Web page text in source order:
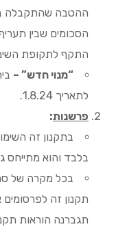
ההטבה שהתקבלה
הסכומים שבין
התקף לתקופת
“מנוי חדש” –
לתאריך 1.8.24.
פרשנות:
בתקנון זה
בלבד והוא מתייחס
בכל מקרה של
תקנון זה
תגברנה הוראות